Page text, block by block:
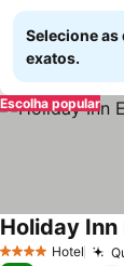
Selecione
exatos.
Escolha popular
4 EstrelasHotel
Ver preços